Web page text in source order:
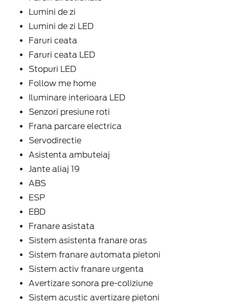
Lumini de zi
Lumini de zi LED
Faruri ceata
Faruri ceata LED
Stopuri LED
Follow me home
Iluminare interioara LED
Senzori presiune roti
Frana parcare electrica
Servodirectie
Asistenta ambuteiaj
Jante aliaj 19
ABS
ESP
EBD
Franare asistata
Sistem asistenta franare oras
Sistem franare automata pietoni
Sistem activ franare urgenta
Avertizare sonora pre-coliziune
Sistem acustic avertizare pietoni